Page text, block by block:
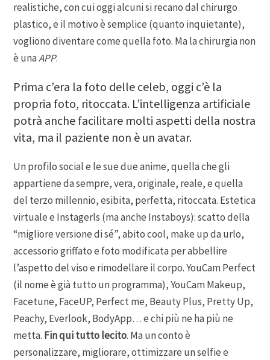
realistiche, con cui oggi alcuni si recano dal chirurgo
plastico, e il motivo è semplice (quanto inquietante),
vogliono diventare come quella foto. Ma la chirurgia non
è unaAPP.
Prima c’era la foto delle celeb, oggi c’è la
propria foto, ritoccata. L’intelligenza artificiale
potrà anche facilitare molti aspetti della nostra
vita, ma il paziente non è un avatar.
Un profilo social e le sue due anime, quella che gli
appartiene da sempre, vera, originale, reale, e quella
del terzo millennio, esibita, perfetta, ritoccata. Estetica
virtuale e Instagerls (ma anche Instaboys): scatto della
“migliore versione di sé”, abito cool, make up da urlo,
accessorio griffato e foto modificata per abbellire
l’aspetto del viso e rimodellare il corpo. YouCam Perfect
(il nome è già tutto un programma), YouCam Makeup,
Facetune, FaceUP, Perfect me, Beauty Plus, Pretty Up,
Peachy, Everlook, BodyApp… e chi più ne ha più ne
metta. Fin qui tutto lecito. Ma un conto è
personalizzare, migliorare, ottimizzare un selfie e